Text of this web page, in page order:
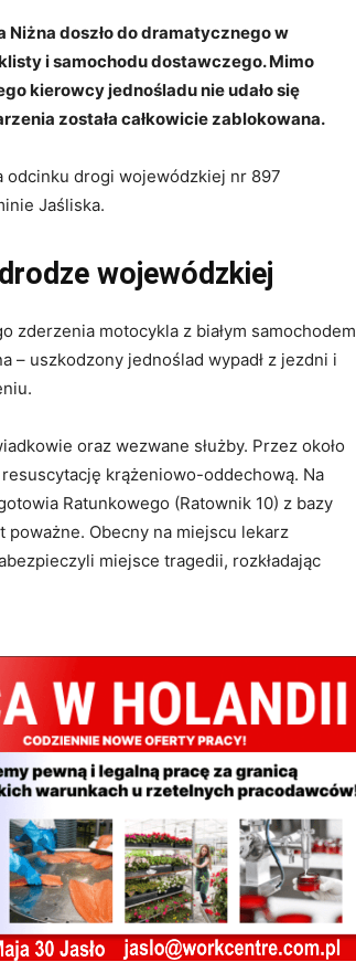
doszło do dramatycznego w
i samochodu dostawczego. Mimo
kierowcy jednośladu nie udało się
została całkowicie zablokowana.
odcinku drogi wojewódzkiej nr 897
Jaśliska.
wojewódzkiej
zderzenia motocykla z białym samochodem
– uszkodzony jednoślad wypadł z jezdni i
oraz wezwane służby. Przez około
krążeniowo-oddechową. Na
Ratunkowego (Ratownik 10) z bazy
poważne. Obecny na miejscu lekarz
miejsce tragedii, rozkładając